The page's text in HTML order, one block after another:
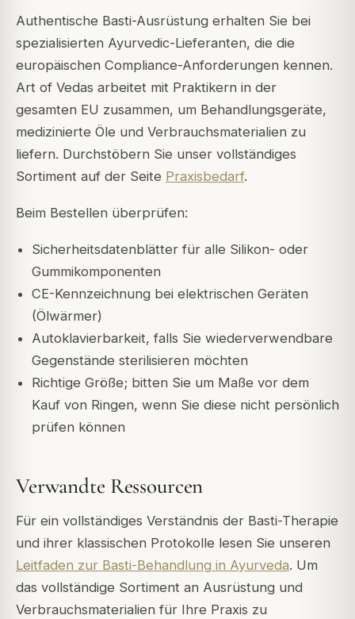
Authentische Basti-Ausrüstung erhalten Sie bei
spezialisierten Ayurvedic-Lieferanten, die die
europäischen Compliance-Anforderungen kennen.
Art of Vedas arbeitet mit Praktikern in der
gesamten EU zusammen, um Behandlungsgeräte,
medizinierte Öle und Verbrauchsmaterialien zu
liefern. Durchstöbern Sie unser vollständiges
Sortiment auf der Seite Praxisbedarf.
Beim Bestellen überprüfen:
Sicherheitsdatenblätter für alle Silikon- oder
Gummikomponenten
CE-Kennzeichnung bei elektrischen Geräten
(Ölwärmer)
Autoklavierbarkeit, falls Sie wiederverwendbare
Gegenstände sterilisieren möchten
Richtige Größe; bitten Sie um Maße vor dem
Kauf von Ringen, wenn Sie diese nicht persönlich
prüfen können
Verwandte Ressourcen
Für ein vollständiges Verständnis der Basti-Therapie
und ihrer klassischen Protokolle lesen Sie unseren
Leitfaden zur Basti-Behandlung in Ayurveda. Um
das vollständige Sortiment an Ausrüstung und
Verbrauchsmaterialien für Ihre Praxis zu